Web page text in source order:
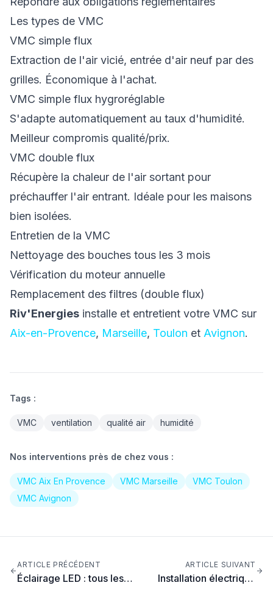
Les types de VMC
VMC simple flux
Extraction de l'air vicié, entrée d'air neuf par des
grilles. Économique à l'achat.
VMC simple flux hygroréglable
S'adapte automatiquement au taux d'humidité.
Meilleur compromis qualité/prix.
VMC double flux
Récupère la chaleur de l'air sortant pour
préchauffer l'air entrant. Idéale pour les maisons
bien isolées.
Entretien de la VMC
Nettoyage des bouches tous les 3 mois
Vérification du moteur annuelle
Remplacement des filtres (double flux)
Riv'Energies installe et entretient votre VMC sur
Aix-en-Provence, Marseille, Toulon et Avignon.
Tags :
VMC ventilation qualité air humidité
Nos interventions près de chez vous :
VMC Aix En Provence VMC Marseille
VMC Toulon
VMC Avignon
ARTICLE PRÉCÉDENT
Éclairage LED : tous les
ARTICLE SUIVANT
Installation électrique